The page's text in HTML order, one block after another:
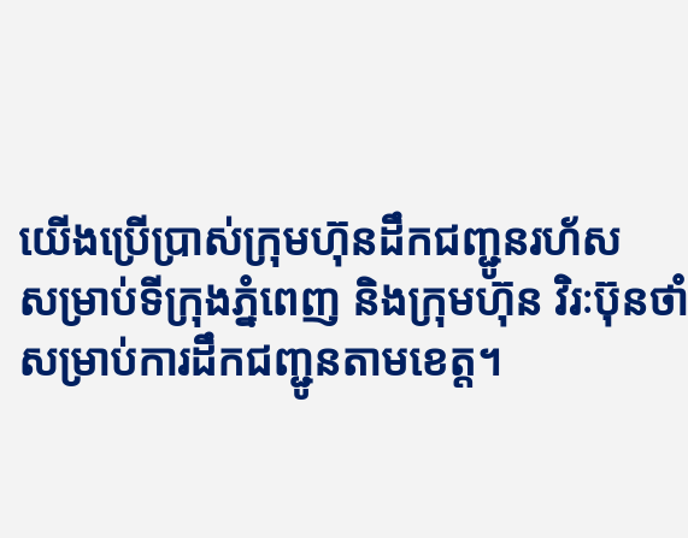
យើងប្រើប្រាស់ក្រុមហ៊ុនដឹកជញ្ជូនរហ័ស
សម្រាប់ទីក្រុងភ្នំពេញ និងក្រុមហ៊ុន វិរៈប៊ុនថាំ
សម្រាប់ការដឹកជញ្ជូនតាមខេត្ត។